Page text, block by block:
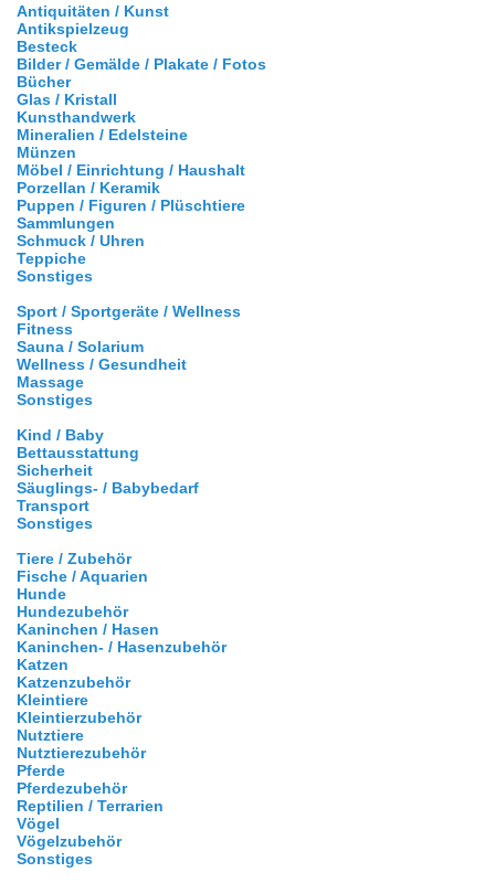
Antiquitäten / Kunst
Antikspielzeug
Besteck
Bilder / Gemälde / Plakate / Fotos
Bücher
Glas / Kristall
Kunsthandwerk
Mineralien / Edelsteine
Münzen
Möbel / Einrichtung / Haushalt
Porzellan / Keramik
Puppen / Figuren / Plüschtiere
Sammlungen
Schmuck / Uhren
Teppiche
Sonstiges
Sport / Sportgeräte / Wellness
Fitness
Sauna / Solarium
Wellness / Gesundheit
Massage
Sonstiges
Kind / Baby
Bettausstattung
Sicherheit
Säuglings- / Babybedarf
Transport
Sonstiges
Tiere / Zubehör
Fische / Aquarien
Hunde
Hundezubehör
Kaninchen / Hasen
Kaninchen- / Hasenzubehör
Katzen
Katzenzubehör
Kleintiere
Kleintierzubehör
Nutztiere
Nutztierezubehör
Pferde
Pferdezubehör
Reptilien / Terrarien
Vögel
Vögelzubehör
Sonstiges